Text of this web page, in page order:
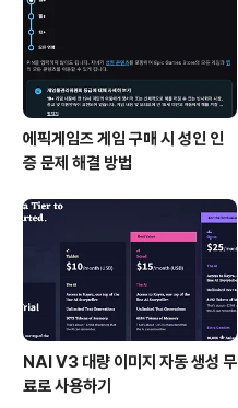
에픽게임즈 게임 구매 시 성인 인
증 문제 해결 방법
NAI V3 대량 이미지 자동 생성 무
료로 사용하기